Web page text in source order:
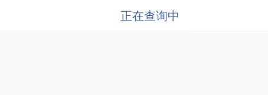
正在查询中